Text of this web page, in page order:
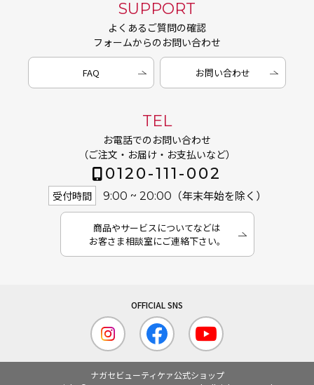
SUPPORT
よくあるご質問の確認
フォームからのお問い合わせ
FAQ お問い合わせ
TEL
お電話でのお問い合わせ
（ご注文・お届け・お支払いなど）
0120-111-002
受付時間 9:00 ~ 20:00 （年末年始を除く）
商品やサービスについてなどは
お客さま相談室にご連絡下さい。
ナガセビューティケァ公式ショップ